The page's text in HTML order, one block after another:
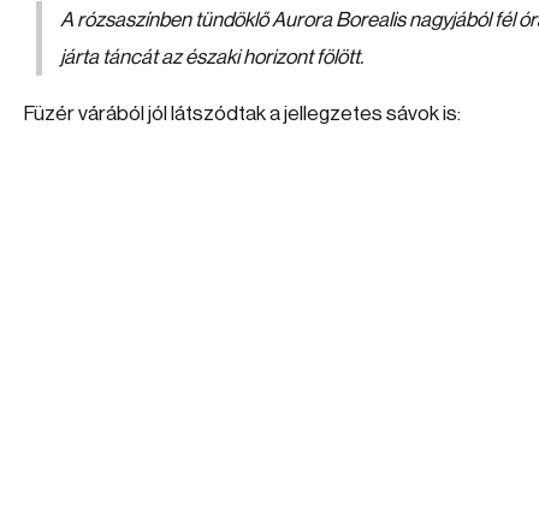
A rózsaszínben tündöklő Aurora Borealis nagyjából fél
járta táncát az északi horizont fölött.
Füzér várából jól látszódtak a jellegzetes sávok is: